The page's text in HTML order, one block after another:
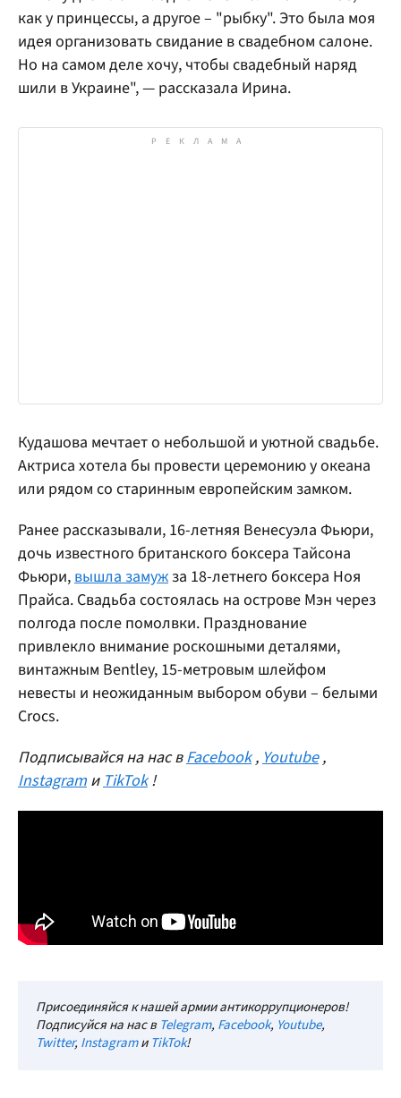
как у принцессы, а другое – "рыбку". Это была моя
идея организовать свидание в свадебном салоне.
Но на самом деле хочу, чтобы свадебный наряд
шили в Украине", — рассказала Ирина.
Кудашова мечтает о небольшой и уютной свадьбе.
Актриса хотела бы провести церемонию у океана
или рядом со старинным европейским замком.
Ранее рассказывали, 16-летняя Венесуэла Фьюри,
дочь известного британского боксера Тайсона
Фьюри, вышла замуж за 18-летнего боксера Ноя
Прайса. Свадьба состоялась на острове Мэн через
полгода после помолвки. Празднование
привлекло внимание роскошными деталями,
винтажным Bentley, 15-метровым шлейфом
невесты и неожиданным выбором обуви – белыми
Crocs.
Подписывайся на нас в Facebook , Youtube ,
Instagram и TikTok !
Присоединяйся к нашей армии антикоррупционеров!
Подписуйся на нас в Telegram, Facebook, Youtube,
Twitter, InstagramиTikTok!